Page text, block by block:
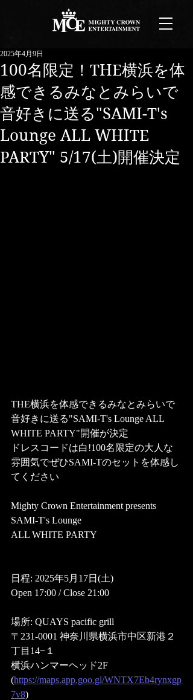
100名限定！THE横浜を体
感できるみなとみらいで
音好きに送る"SAMI-T's
Lounge ALL WHITE
PARTY" 5/17(土)開催決定
2025年4月9日
THE横浜を体感できるみなとみらいで
音好きに送る"SAMI-T's Lounge ALL
WHITE PARTY"開催が決定
ドレスコードは白!100名限定の大人な
雰囲気でぜひSAMI-Tのセットを体感し
てください
Mighty Crown Entertainment presents
SAMI-T's Lounge
ALL WHITE PARTY
日程: 2025年5月17日(土)
Open 17:00 / Close 21:00
場所: QUAYS pacific grill
〒231-0001 神奈川県横浜市中区新港２
丁目14−１
横浜ハンマーヘッド2F
(https://maps.app.goo.gl/WNTX7Eb4rynxgp
7v8)